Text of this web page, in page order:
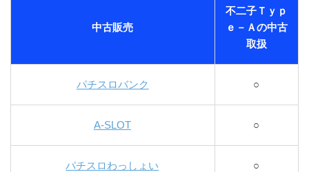
中古販売
不二子Ｔｙｐ
ｅ－Ａの中古
取扱
パチスロバンク ○
A-SLOT ○
パチスロわっしょい ○